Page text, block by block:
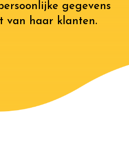
gegevens
van haar klanten.